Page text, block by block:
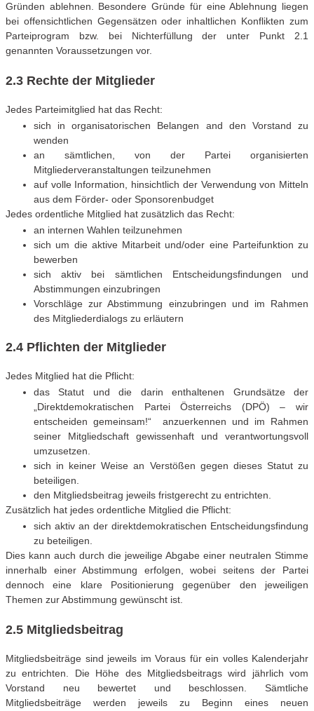
Gründen ablehnen. Besondere Gründe für eine Ablehnung liegen
bei offensichtlichen Gegensätzen oder inhaltlichen Konflikten zum
Parteiprogram bzw. bei Nichterfüllung der unter Punkt 2.1
genannten Voraussetzungen vor.
2.3 Rechte der Mitglieder
Jedes Parteimitglied hat das Recht:
sich in organisatorischen Belangen and den Vorstand zu
wenden
an sämtlichen, von der Partei organisierten
Mitgliederveranstaltungen teilzunehmen
auf volle Information, hinsichtlich der Verwendung von Mitteln
aus dem Förder- oder Sponsorenbudget
Jedes ordentliche Mitglied hat zusätzlich das Recht:
an internen Wahlen teilzunehmen
sich um die aktive Mitarbeit und/oder eine Parteifunktion zu
bewerben
sich aktiv bei sämtlichen Entscheidungsfindungen und
Abstimmungen einzubringen
Vorschläge zur Abstimmung einzubringen und im Rahmen
des Mitgliederdialogs zu erläutern
2.4 Pflichten der Mitglieder
Jedes Mitglied hat die Pflicht:
das Statut und die darin enthaltenen Grundsätze der
„Direktdemokratischen Partei Österreichs (DPÖ) – wir
entscheiden gemeinsam!“ anzuerkennen und im Rahmen
seiner Mitgliedschaft gewissenhaft und verantwortungsvoll
umzusetzen.
sich in keiner Weise an Verstößen gegen dieses Statut zu
beteiligen.
den Mitgliedsbeitrag jeweils fristgerecht zu entrichten.
Zusätzlich hat jedes ordentliche Mitglied die Pflicht:
sich aktiv an der direktdemokratischen Entscheidungsfindung
zu beteiligen.
Dies kann auch durch die jeweilige Abgabe einer neutralen Stimme
innerhalb einer Abstimmung erfolgen, wobei seitens der Partei
dennoch eine klare Positionierung gegenüber den jeweiligen
Themen zur Abstimmung gewünscht ist.
2.5 Mitgliedsbeitrag
Mitgliedsbeiträge sind jeweils im Voraus für ein volles Kalenderjahr
zu entrichten. Die Höhe des Mitgliedsbeitrags wird jährlich vom
Vorstand neu bewertet und beschlossen. Sämtliche
Mitgliedsbeiträge werden jeweils zu Beginn eines neuen